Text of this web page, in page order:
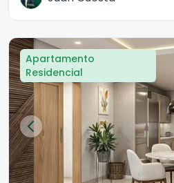
Apartamento
Residencial